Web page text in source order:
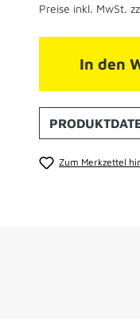
Preise inkl. MwSt.
In den
Zum Merkzettel